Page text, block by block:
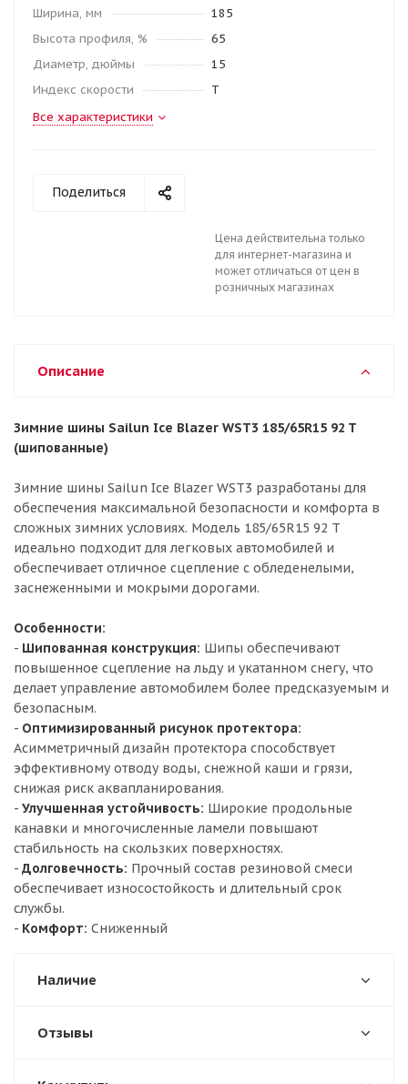
Ширина, мм
185
Высота профиля, %
65
Диаметр, дюймы
15
Индекс скорости
T
Все характеристики
Поделиться
Цена действительна только
для интернет-магазина и
может отличаться от цен в
розничных магазинах
Описание
Зимние шины Sailun Ice Blazer WST3 185/65R15 92 T
(шипованные)
Зимние шины Sailun Ice Blazer WST3 разработаны для
обеспечения максимальной безопасности и комфорта в
сложных зимних условиях. Модель 185/65R15 92 T
идеально подходит для легковых автомобилей и
обеспечивает отличное сцепление с обледенелыми,
заснеженными и мокрыми дорогами.
Особенности:
- Шипованная конструкция: Шипы обеспечивают
повышенное сцепление на льду и укатанном снегу, что
делает управление автомобилем более предсказуемым и
безопасным.
- Оптимизированный рисунок протектора:
Асимметричный дизайн протектора способствует
эффективному отводу воды, снежной каши и грязи,
снижая риск аквапланирования.
- Улучшенная устойчивость: Широкие продольные
канавки и многочисленные ламели повышают
стабильность на скользких поверхностях.
- Долговечность: Прочный состав резиновой смеси
обеспечивает износостойкость и длительный срок
службы.
- Комфорт: Сниженный
Наличие
Отзывы